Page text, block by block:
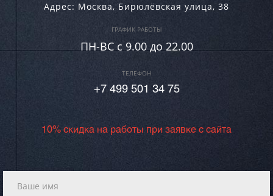
Адрес: Москва, Бирюлёвская улица, 38
ГРАФИК РАБОТЫ
ПН-ВC c 9.00 до 22.00
ТЕЛЕФОН
+7 499 501 34 75
10% скидка на работы при заявке с сайта